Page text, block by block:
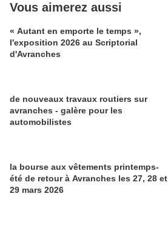
Vous aimerez aussi
« Autant en emporte le temps »,
l'exposition 2026 au Scriptorial
d'Avranches
de nouveaux travaux routiers sur
avranches - galère pour les
automobilistes
la bourse aux vêtements printemps-
été de retour à Avranches les 27, 28 et
29 mars 2026